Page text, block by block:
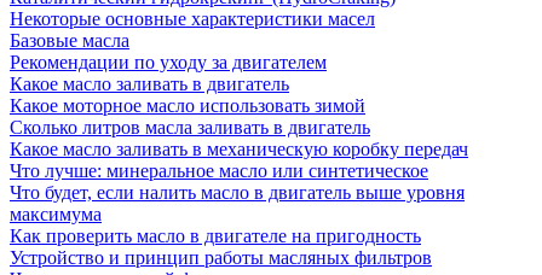
Некоторые основные характеристики масел
Базовые масла
Рекомендации по уходу за двигателем
Какое масло заливать в двигатель
Какое моторное масло использовать зимой
Сколько литров масла заливать в двигатель
Какое масло заливать в механическую коробку передач
Что лучше: минеральное масло или синтетическое
Что будет, если налить масло в двигатель выше уровня
максимума
Как проверить масло в двигателе на пригодность
Устройство и принцип работы масляных фильтров